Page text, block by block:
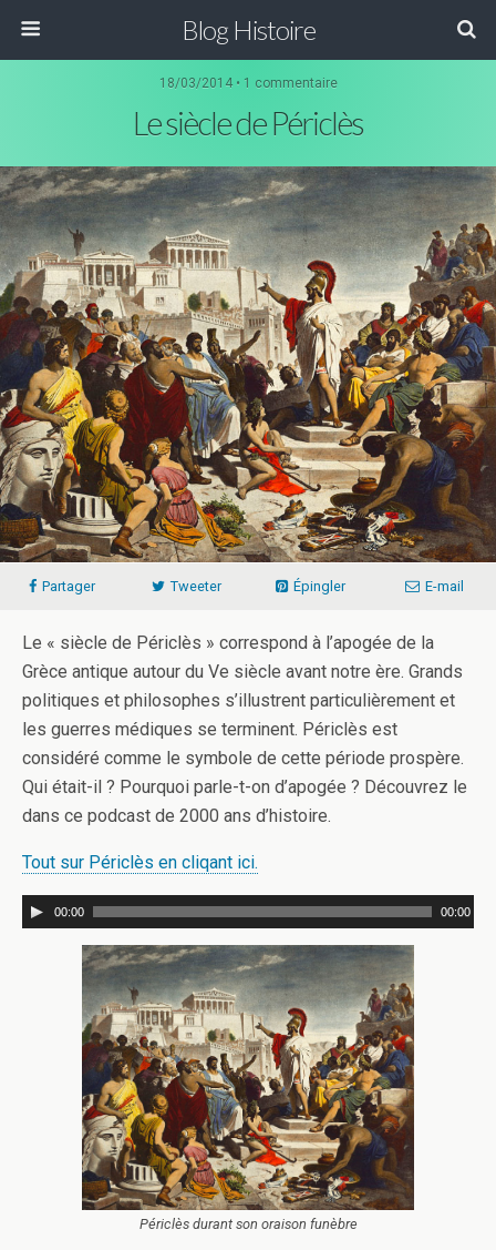
Blog Histoire
18/03/2014 • 1 commentaire
Le siècle de Périclès
Partager Tweeter Épingler E-mail
Le « siècle de Périclès » correspond à l’apogée de la
Grèce antique autour du Ve siècle avant notre ère. Grands
politiques et philosophes s’illustrent particulièrement et
les guerres médiques se terminent. Périclès est
considéré comme le symbole de cette période prospère.
Qui était-il ? Pourquoi parle-t-on d’apogée ? Découvrez le
dans ce podcast de 2000 ans d’histoire.
Tout sur Périclès en cliqant ici.
00:00 00:00
Périclès durant son oraison funèbre